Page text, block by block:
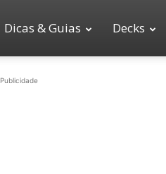
Dicas & Guias Decks
Publicidade